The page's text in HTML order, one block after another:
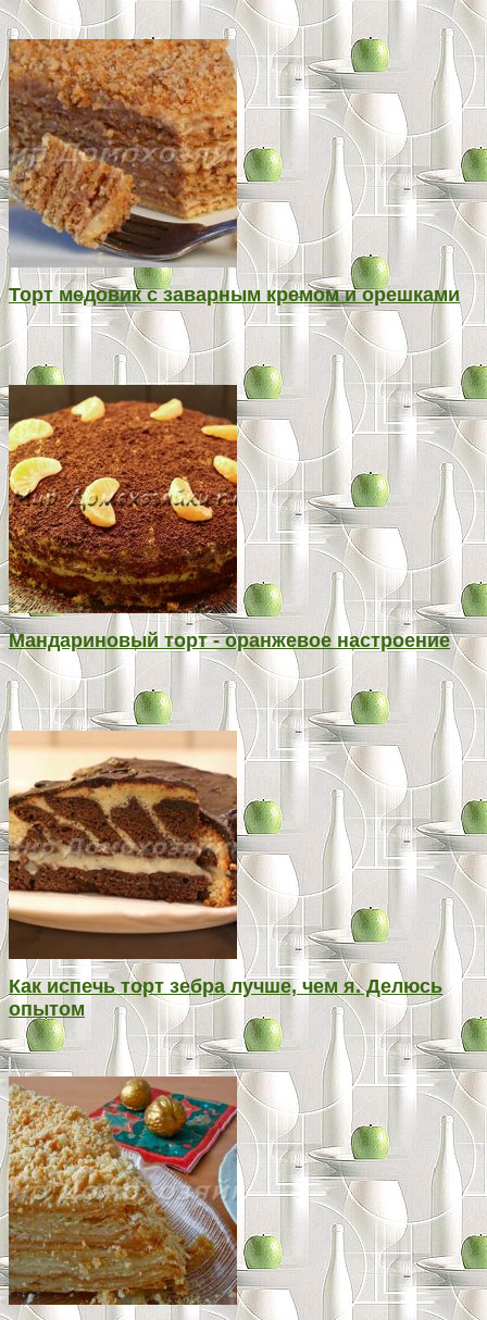
Торт медовик с заварным кремом и орешками
Мандариновый торт - оранжевое настроение
Как испечь торт зебра лучше, чем я. Делюсь
опытом